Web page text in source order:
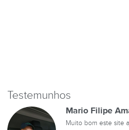
Testemunhos
Mario Filipe
Muito bom este site